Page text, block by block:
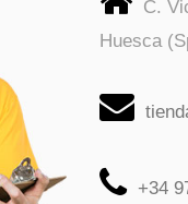
C.
Huesca
+34